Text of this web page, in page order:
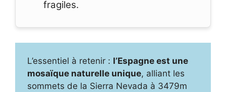
fragiles.
L’essentiel à retenir : l’Espagne est une
mosaïque naturelle unique, alliant les
sommets de la Sierra Nevada à 3479m